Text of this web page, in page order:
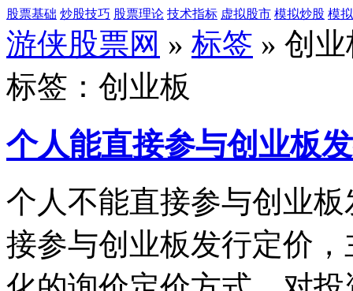
股票基础 炒股技巧 股票理论 技术指标 虚拟股市 模拟炒股 模
游侠股票网 » 标签 » 创
标签：创业板
个人能直接参与创业板
个人不能直接参与创业
接参与创业板发行定价